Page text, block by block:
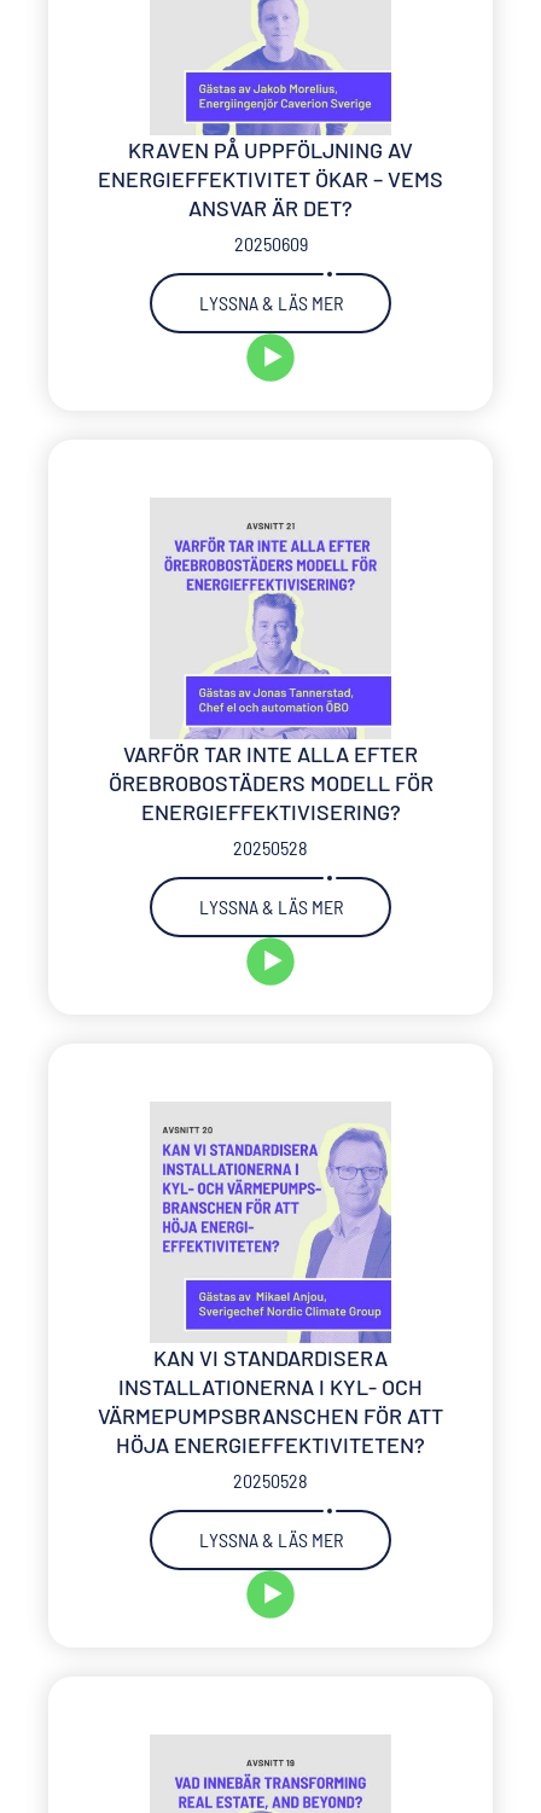
KRAVEN PÅ UPPFÖLJNING AV
ENERGIEFFEKTIVITET ÖKAR – VEMS
ANSVAR ÄR DET?
20250609
LYSSNA & LÄS MER
VARFÖR TAR INTE ALLA EFTER
ÖREBROBOSTÄDERS MODELL FÖR
ENERGIEFFEKTIVISERING?
20250528
LYSSNA & LÄS MER
KAN VI STANDARDISERA
INSTALLATIONERNA I KYL- OCH
VÄRMEPUMPSBRANSCHEN FÖR ATT
HÖJA ENERGIEFFEKTIVITETEN?
20250528
LYSSNA & LÄS MER